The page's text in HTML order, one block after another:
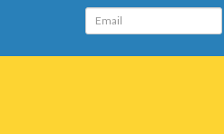
Email